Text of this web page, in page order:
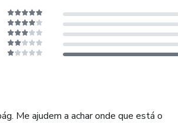
Me ajudem a achar onde que está o